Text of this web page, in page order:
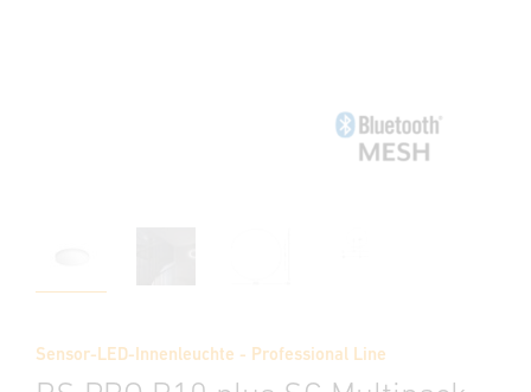
Sensor-LED-Innenleuchte - Professional Line